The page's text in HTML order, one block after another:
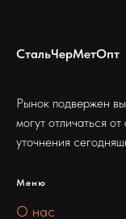
СтальЧерМетОпт
Рынок подвержен
могут отличаться
уточнения
Меню
О нас